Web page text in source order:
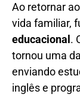
Ao retornar
vida familiar,
educacional .
tornou uma
enviando
inglês e